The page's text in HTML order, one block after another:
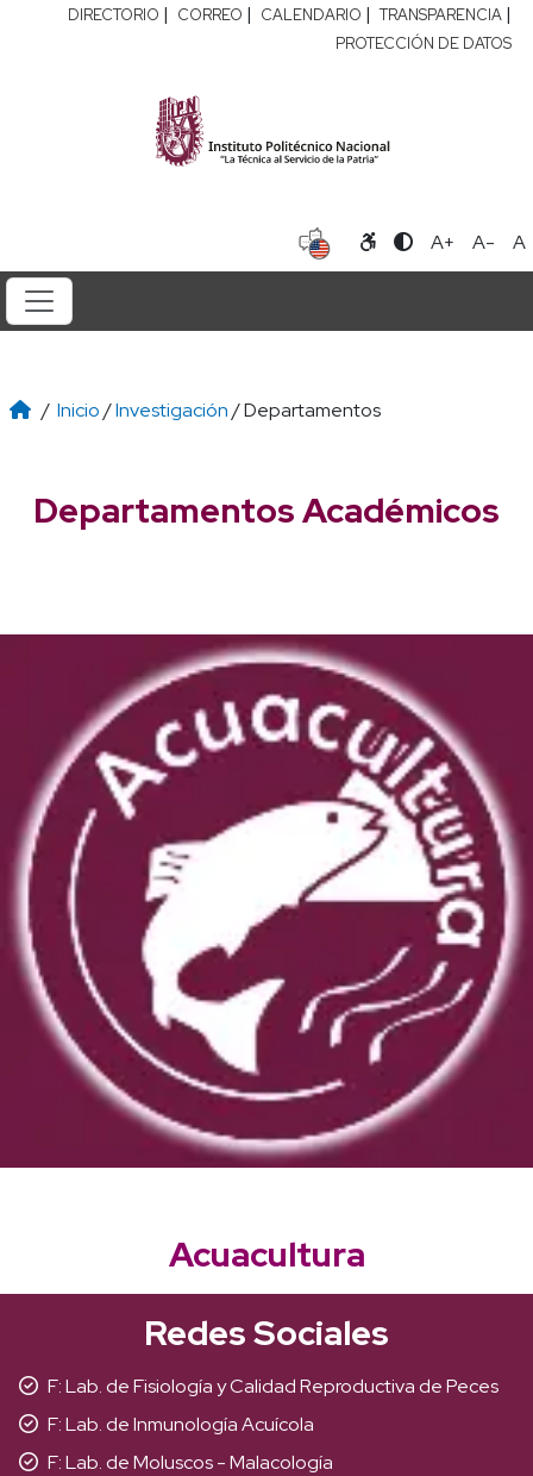
DIRECTORIO | CORREO | CALENDARIO | TRANSPARENCIA |
PROTECCIÓN DE DATOS
A+ A- A
/ Inicio/Investigación/ Departamentos
Departamentos Académicos
Acuacultura
Redes Sociales
F: Lab. de Fisiología y Calidad Reproductiva de Peces
F: Lab. de Inmunología Acuícola
F: Lab. de Moluscos - Malacología